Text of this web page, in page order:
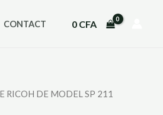
CONTACT 0 CFA
RICOH DE MODEL SP 211